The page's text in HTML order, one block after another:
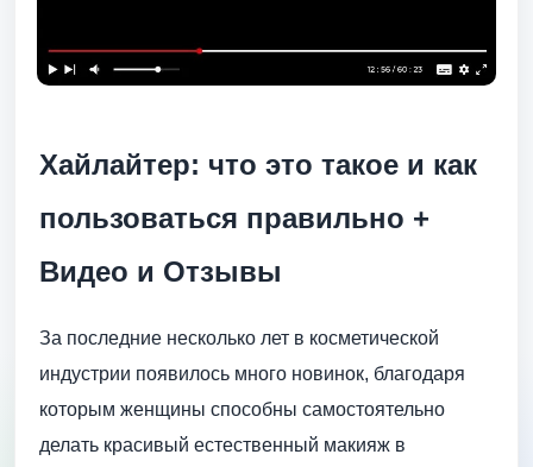
Хайлайтер: что это такое и как
пользоваться правильно +
Видео и Отзывы
За последние несколько лет в косметической
индустрии появилось много новинок, благодаря
которым женщины способны самостоятельно
делать красивый естественный макияж в